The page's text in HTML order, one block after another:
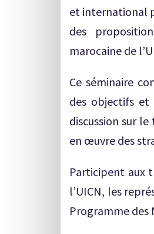
et international
des
marocaine de
Ce séminaire
des objectifs et
discussion sur
en œuvre des
Participent aux
l’UICN, les
Programme des